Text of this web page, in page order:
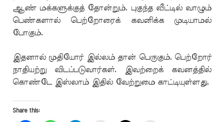
ஆண் மக்களுக்குத் தோன்றும். புகுந்த வீட்டில் வாழும்
பெண்களால் பெற்றோரைக் கவனிக்க முடியாமல்
போகும்.
இதனால் முதியோர் இல்லம் தான் பெருகும். பெற்றோர்
நாதியற்று விடப்படுவார்கள். இவற்றைக் கவனத்தில்
கொண்டே இஸ்லாம் இதில் வேற்றுமை காட்டியுள்ளது.
Share this: